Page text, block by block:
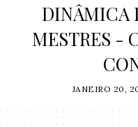
DINÂMICA
MESTRES -
JANEIRO 20,